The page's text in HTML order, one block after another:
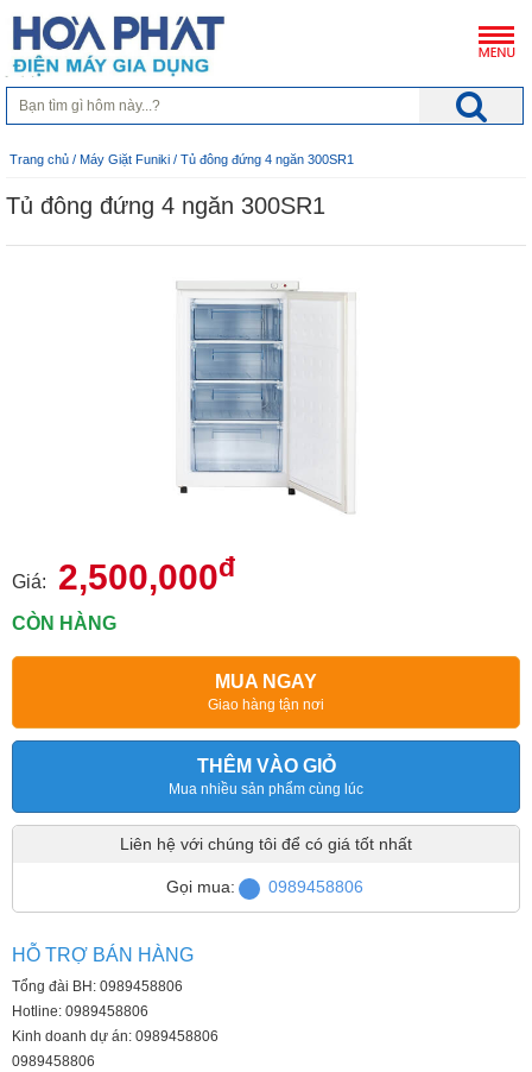
Trang chủ / Máy Giặt Funiki / Tủ đông đứng 4 ngăn 300SR1
Tủ đông đứng 4 ngăn 300SR1
Giá: 2,500,000đ
CÒN HÀNG
MUA NGAY
Giao hàng tận nơi
THÊM VÀO GIỎ
Mua nhiều sản phẩm cùng lúc
Liên hệ với chúng tôi để có giá tốt nhất
Gọi mua: 0989458806
HỖ TRỢ BÁN HÀNG
Tổng đài BH: 0989458806
Hotline: 0989458806
Kinh doanh dự án: 0989458806
0989458806